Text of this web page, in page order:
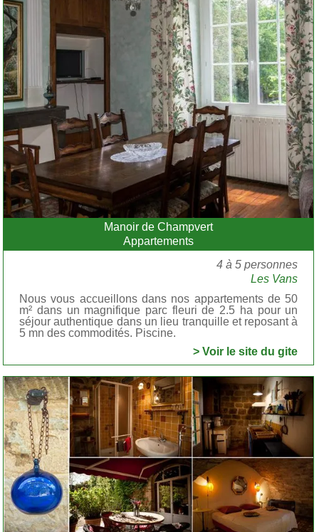
Manoir de Champvert
Appartements
4 à 5 personnes
Les Vans
Nous vous accueillons dans nos appartements de 50
m² dans un magnifique parc fleuri de 2.5 ha pour un
séjour authentique dans un lieu tranquille et reposant à
5 mn des commodités. Piscine.
> Voir le site du gite